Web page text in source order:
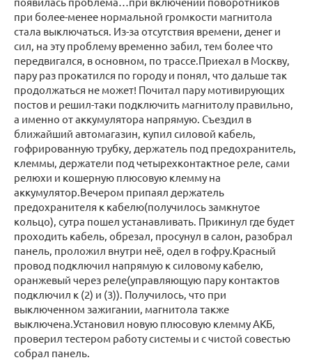
при более-менее нормальной громкости магнитола
стала выключаться. Из-за отсутствия времени, денег и
сил, на эту проблему временно забил, тем более что
передвигался, в основном, по трассе.Приехал в Москву,
пару раз прокатился по городу и понял, что дальше так
продолжаться не может! Почитал пару мотивирующих
постов и решил-таки подключить магнитолу правильно,
а именно от аккумулятора напрямую. Съездил в
ближайший автомагазин, купил силовой кабель,
гофрированную трубку, держатель под предохранитель,
клеммы, держатели под четырехконтактное реле, сами
релюхи и кошерную плюсовую клемму на
аккумулятор.Вечером припаял держатель
предохранителя к кабелю(получилось замкнутое
кольцо), сутра пошел устанавливать. Прикинул где будет
проходить кабель, обрезал, просунул в салон, разобрал
панель, проложил внутри неё, одел в гофру.Красный
провод подключил напрямую к силовому кабелю,
оранжевый через реле(управляющую пару контактов
подключил к (2) и (3)). Получилось, что при
выключенном зажигании, магнитола также
выключена.Установил новую плюсовую клемму АКБ,
проверил тестером работу системы и с чистой совестью
собрал панель.